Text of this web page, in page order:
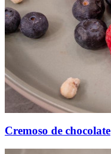
Cremoso de chocolate